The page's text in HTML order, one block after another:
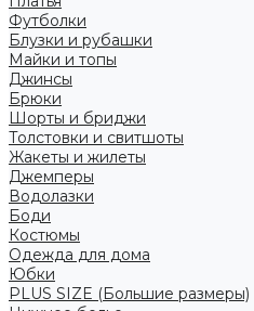
Футболки
Блузки и рубашки
Майки и топы
Джинсы
Брюки
Шорты и бриджи
Толстовки и свитшоты
Жакеты и жилеты
Джемперы
Водолазки
Боди
Костюмы
Одежда для дома
Юбки
PLUS SIZE (Большие размеры)